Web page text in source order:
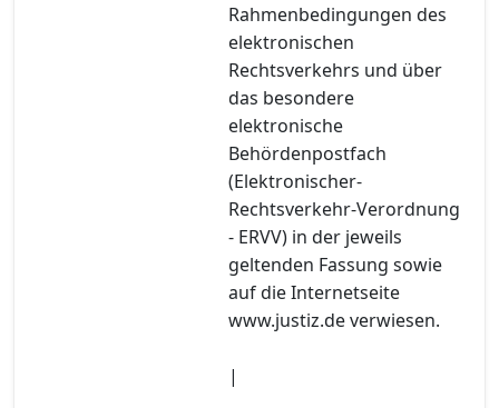
Rahmenbedingungen des
elektronischen
Rechtsverkehrs und über
das besondere
elektronische
Behördenpostfach
(Elektronischer-
Rechtsverkehr-Verordnung
- ERVV) in der jeweils
geltenden Fassung sowie
auf die Internetseite
www.justiz.de verwiesen.
|